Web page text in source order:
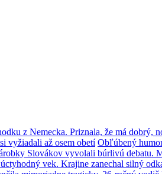
z Nemecka. Priznala, že má dobrý,
vyžiadali až osem obetí Obľúbený
Slovákov vyvolali búrlivú debatu.
vek. Krajine zanechal silný